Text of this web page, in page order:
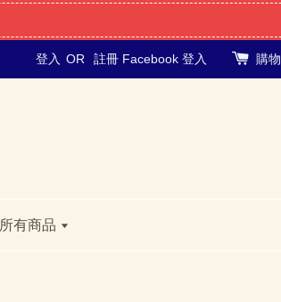
登入 OR 註冊 Facebook 登入 購
所有商品